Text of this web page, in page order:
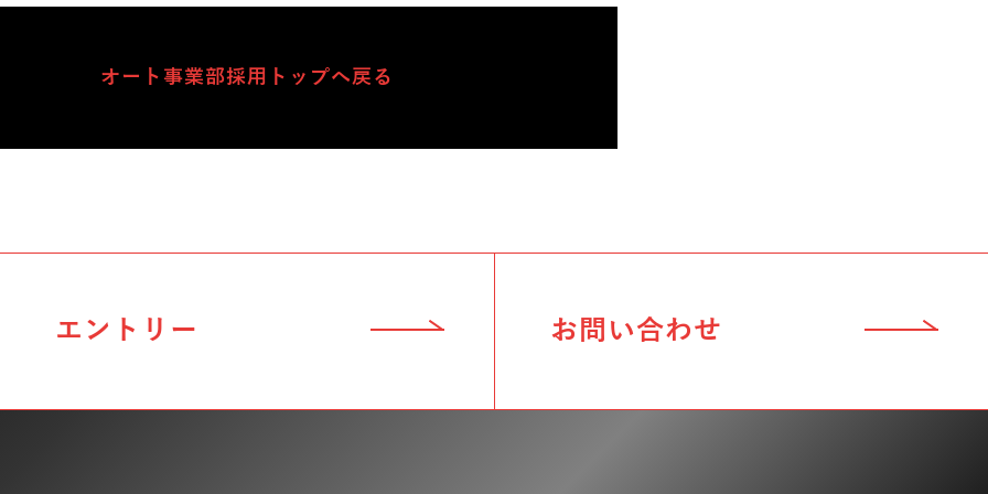
オート事業部採用トップへ戻る
エントリー お問い合わせ